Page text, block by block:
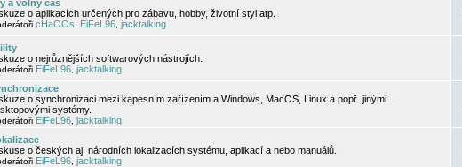
a volný čas
o aplikacích určených pro zábavu, hobby, životní styl atp.
cHaOOs EiFeL96 jacktalking
o nejrůznějších softwarových nástrojích.
EiFeL96 jacktalking
o synchronizaci mezi kapesním zařízením a Windows, MacOS, Linux a popř. jinými
systémy.
EiFeL96 jacktalking
o českých aj. národních lokalizacích systému, aplikací a nebo manuálů.
EiFeL96 jacktalking